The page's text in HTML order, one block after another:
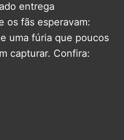
entrega
os fãs esperavam:
uma fúria que poucos
capturar. Confira: